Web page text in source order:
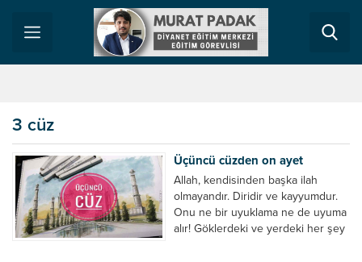
3 cüz
Üçüncü cüzden on ayet
Allah, kendisinden başka ilah
olmayandır. Diridir ve kayyumdur.
Onu ne bir uyuklama ne de uyuma
alır! Göklerdeki ve yerdeki her şey